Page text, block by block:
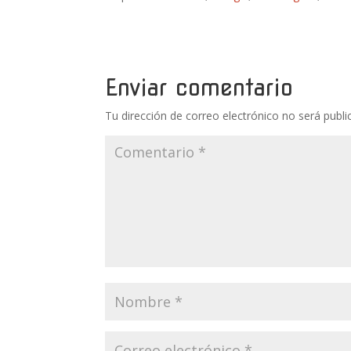
Enviar comentario
Tu dirección de correo electrónico no será